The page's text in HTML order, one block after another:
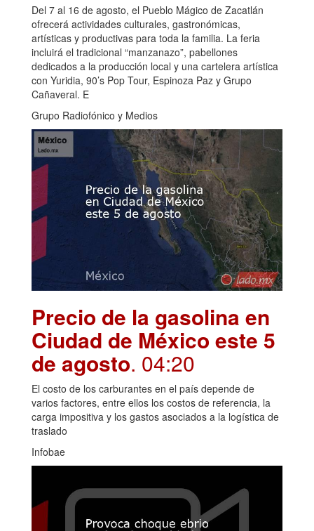
Del 7 al 16 de agosto, el Pueblo Mágico de Zacatlán
ofrecerá actividades culturales, gastronómicas,
artísticas y productivas para toda la familia. La feria
incluirá el tradicional “manzanazo”, pabellones
dedicados a la producción local y una cartelera artística
con Yuridia, 90’s Pop Tour, Espinoza Paz y Grupo
Cañaveral. E
Grupo Radiofónico y Medios
Precio de la gasolina en
Ciudad de México este 5
de agosto. 04:20
El costo de los carburantes en el país depende de
varios factores, entre ellos los costos de referencia, la
carga impositiva y los gastos asociados a la logística de
traslado
Infobae